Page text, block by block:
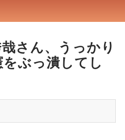
哉さん、うっかり
ぶっ潰してし